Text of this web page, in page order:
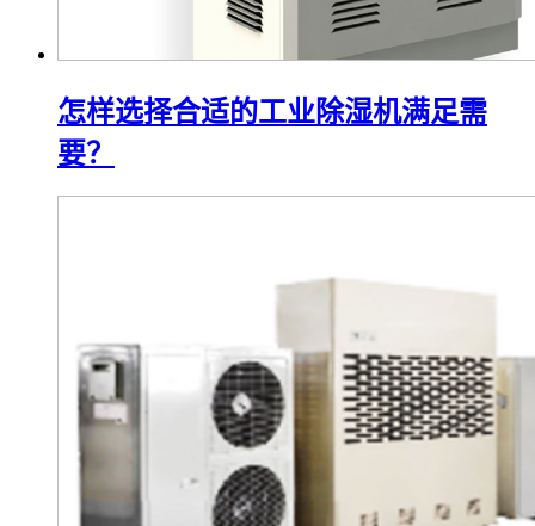
怎样选择合适的工业除湿机满足需
要？